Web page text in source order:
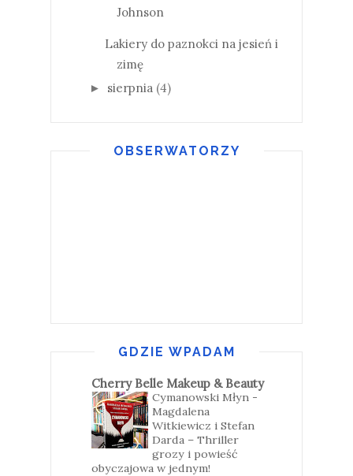
Johnson
Lakiery do paznokci na jesień i
zimę
► sierpnia (4)
OBSERWATORZY
GDZIE WPADAM
Cherry Belle Makeup & Beauty
Cymanowski Młyn -
Magdalena
Witkiewicz i Stefan
Darda – Thriller
grozy i powieść
obyczajowa w jednym!